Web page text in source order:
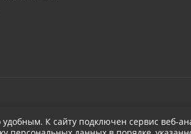
К cайту подключен сервис веб-